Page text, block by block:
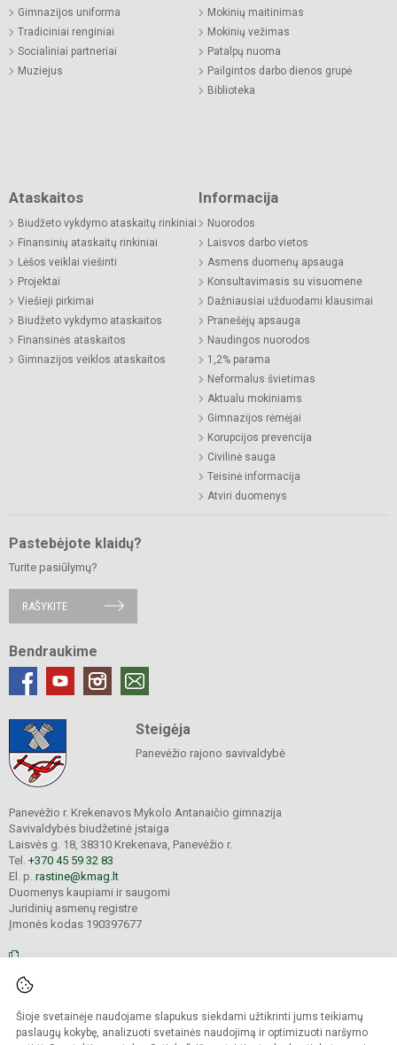
Šioje svetainėje naudojame slapukus siekdami užtikrinti jums teikiamų
paslaugų kokybę, analizuoti svetainės naudojimą ir optimizuoti naršymo
Gimnazijos uniforma
Tradiciniai renginiai
Socialiniai partneriai
Muziejus
Mokinių maitinimas
Mokinių vežimas
Patalpų nuoma
Pailgintos darbo dienos grupė
Biblioteka
Ataskaitos
Biudžeto vykdymo ataskaitų rinkiniai
Finansinių ataskaitų rinkiniai
Lėšos veiklai viešinti
Projektai
Viešieji pirkimai
Biudžeto vykdymo ataskaitos
Finansinės ataskaitos
Gimnazijos veiklos ataskaitos
Informacija
Nuorodos
Laisvos darbo vietos
Asmens duomenų apsauga
Konsultavimasis su visuomene
Dažniausiai užduodami klausimai
Pranešėjų apsauga
Naudingos nuorodos
1,2% parama
Neformalus švietimas
Aktualu mokiniams
Gimnazijos rėmėjai
Korupcijos prevencija
Civilinė sauga
Teisinė informacija
Atviri duomenys
Pastebėjote klaidų?
Turite pasiūlymų?
RAŠYKITE
Bendraukime
Steigėja
Panevėžio rajono savivaldybė
Panevėžio r. Krekenavos Mykolo Antanaičio gimnazija
Savivaldybės biudžetinė įstaiga
Laisvės g. 18, 38310 Krekenava, Panevėžio r.
Tel. +370 45 59 32 83
El. p. rastine@kmag.lt
Duomenys kaupiami ir saugomi
Juridinių asmenų registre
Įmonės kodas 190397677
saugomos.
Kopijuoti turinį be raštiško gimnazijos sutikimo griežtai draudžiama.